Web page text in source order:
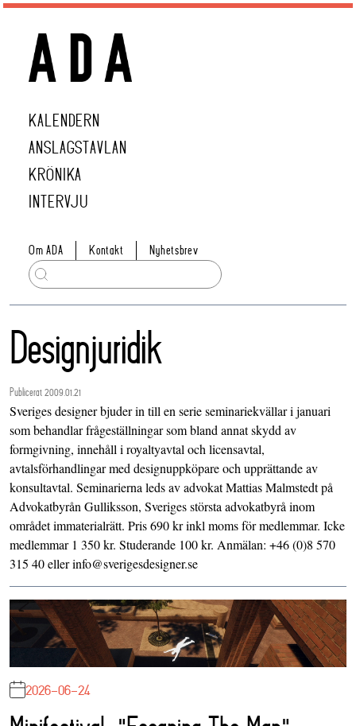
KALENDERN
ANSLAGSTAVLAN
KRÖNIKA
INTERVJU
Om ADA Kontakt Nyhetsbrev
Designjuridik
Publicerat 2009.01.21
Sveriges designer bjuder in till en serie seminariekvällar i januari
som behandlar frågeställningar som bland annat skydd av
formgivning, innehåll i royaltyavtal och licensavtal,
avtalsförhandlingar med designuppköpare och upprättande av
konsultavtal. Seminarierna leds av advokat Mattias Malmstedt på
Advokatbyrån Gulliksson, Sveriges största advokatbyrå inom
området immaterialrätt. Pris 690 kr inkl moms för medlemmar. Icke
medlemmar 1 350 kr. Studerande 100 kr. Anmälan: +46 (0)8 570
315 40 eller info@sverigesdesigner.se
2026-06-24